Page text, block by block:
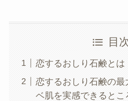
目
恋するおしり石鹸とは
恋するおしり石鹸の最
ベ肌を実感できるとこ